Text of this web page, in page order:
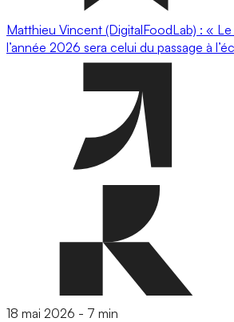
Matthieu Vincent (DigitalFoodLab) : «
l’année 2026 sera celui du passage à
18 mai 2026 - 7 min